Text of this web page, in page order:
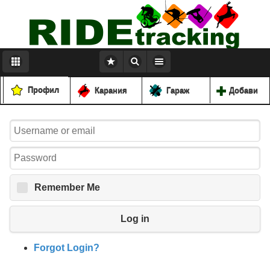
Профил Карания Гараж Добави
Remember Me
Log in
Forgot Login?